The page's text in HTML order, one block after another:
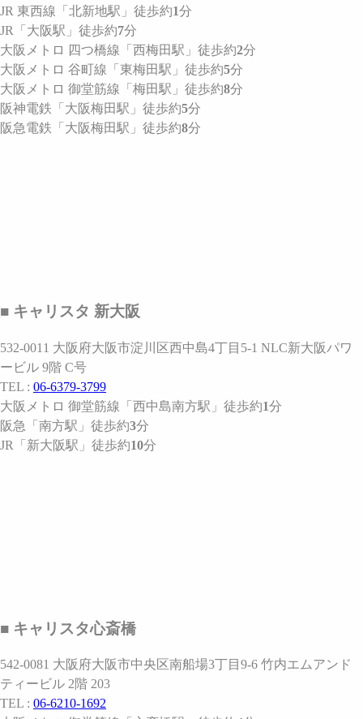
JR 東西線 「北新地駅」 徒歩約1分
JR
「大阪駅」 徒歩約7分
大阪メトロ 四つ橋線 「西梅田駅」 徒歩約2分
大阪メトロ 谷町線 「東梅田駅」 徒歩約5分
大阪メトロ 御堂筋線 「梅田駅」 徒歩約8分
阪神電鉄 「大阪梅田駅」 徒歩約5分
阪急電鉄 「大阪梅田駅」 徒歩約8分
■ キャリスタ 新大阪
532-0011 大阪府大阪市淀川区西中島4丁目5-1 NLC新大阪パワ
ービル 9階 C号
TEL : 06-6379-3799
大阪メトロ 御堂筋線 「西中島南方駅」 徒歩約1分
阪急
「南方駅」 徒歩約3分
JR
「新大阪駅」 徒歩約10分
■ キャリスタ心斎橋
542-0081 大阪府大阪市中央区南船場3丁目9-6 竹内エムアンド
ティービル 2階 203
TEL : 06-6210-1692